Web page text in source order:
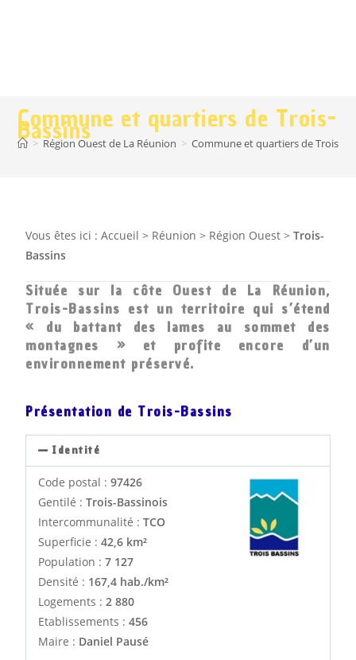
Commune et quartiers de Trois-
Bassins
> Région Ouest de La Réunion > Commune et quartiers de Trois-
Vous êtes ici :Accueil > Réunion > Région Ouest >Trois-
Bassins
Située sur la côte Ouest de La Réunion,
Trois-Bassins est un territoire qui s’étend
« du battant des lames au sommet des
montagnes » et profite encore d’un
environnement préservé.
Présentation de Trois-Bassins
Identité
Code postal :97426
Gentilé :Trois-Bassinois
Intercommunalité :TCO
Superficie :42,6 km²
Population :7 127
Densité : 167,4 hab./km²
Logements :2 880
Etablissements :456
Maire : Daniel Pausé